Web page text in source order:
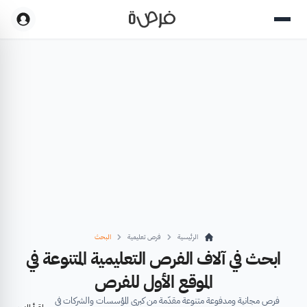
الرئيسية فرص تعليمية البحث
ابحث في آلاف الفرص التعليمية المتنوعة في
الموقع الأول للفرص
فرص مجانية ومدفوعة متنوعة مقدّمة من كبرى المؤسسات والشركات في